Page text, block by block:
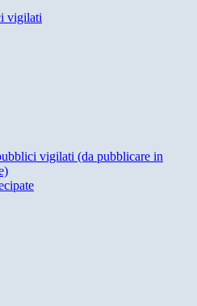
vigilati
vigilati (da pubblicare in